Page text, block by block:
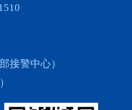
接警中心）